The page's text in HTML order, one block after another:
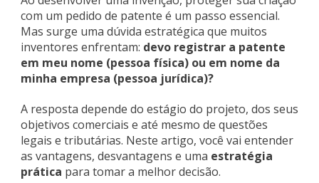
com um pedido de patente é um passo essencial.
Mas surge uma dúvida estratégica que muitos
inventores enfrentam: devo registrar a patente
em meu nome (pessoa física) ou em nome da
minha empresa (pessoa jurídica)?
A resposta depende do estágio do projeto, dos seus
objetivos comerciais e até mesmo de questões
legais e tributárias. Neste artigo, você vai entender
as vantagens, desvantagens e uma estratégia
prática para tomar a melhor decisão.